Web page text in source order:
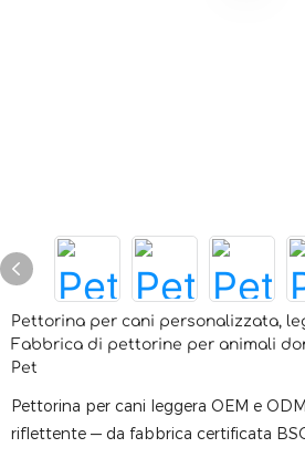
Pettorina per cani personalizzata,
Fabbrica di pettorine per animali
Pet
Pettorina per cani leggera OEM e
riflettente — da fabbrica certificata